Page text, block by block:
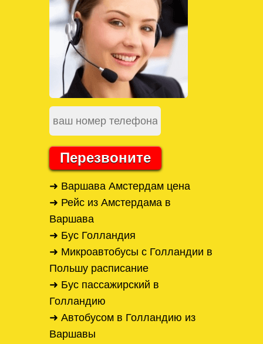
Перезвоните
➜ Варшава Амстердам цена
➜ Рейс из Амстердама в
Варшава
➜ Бус Голландия
➜ Микроавтобусы с Голландии в
Польшу расписание
➜ Бус пассажирский в
Голландию
➜ Автобусом в Голландию из
Варшавы